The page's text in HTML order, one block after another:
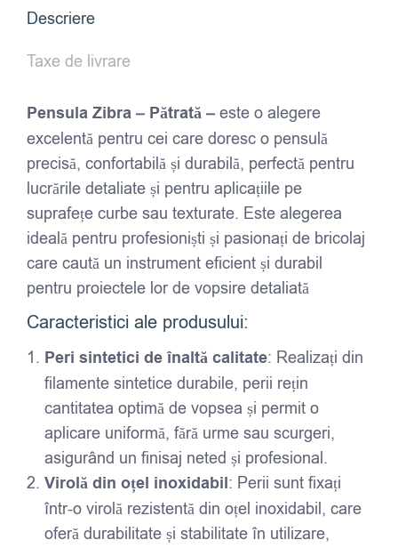
Descriere
Taxe de livrare
Pensula Zibra – Pătrată – este o alegere
excelentă pentru cei care doresc o pensulă
precisă, confortabilă și durabilă, perfectă pentru
lucrările detaliate și pentru aplicațiile pe
suprafețe curbe sau texturate. Este alegerea
ideală pentru profesioniști și pasionați de bricolaj
care caută un instrument eficient și durabil
pentru proiectele lor de vopsire detaliată
Caracteristici ale produsului:
Peri sintetici de înaltă calitate: Realizați din
filamente sintetice durabile, perii rețin
cantitatea optimă de vopsea și permit o
aplicare uniformă, fără urme sau scurgeri,
asigurând un finisaj neted și profesional.
Virolă din oțel inoxidabil: Perii sunt fixați
într-o virolă rezistentă din oțel inoxidabil, care
oferă durabilitate și stabilitate în utilizare,